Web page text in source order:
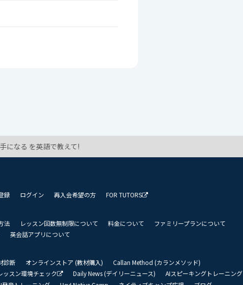
になる を英語で教えて!
録 ログイン 再入会希望の方 FOR TUTORS
法 レッスン回数無制限について 料金について
ファミリープランについて
英会話アプリについて
診断 オンラインストア (教材購入)
Callan Method (カランメソッド)
ッスン環境チェック Daily News (デイリーニュース)
AIスピーキングトレーニング